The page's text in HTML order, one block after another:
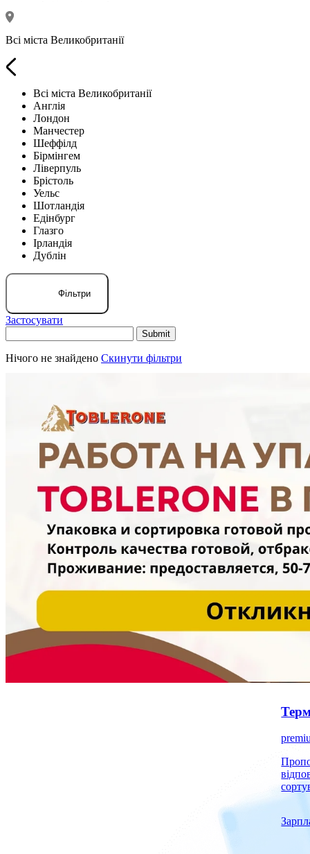
Всі міста Великобританії
Всі міста Великобританії
Англія
Лондон
Манчестер
Шеффілд
Бірмінгем
Ліверпуль
Брістоль
Уельс
Шотландія
Едінбург
Глазго
Ірландія
Дублін
Фільтри
Застосувати
Нічого не знайдено Скинути фільтри
Пропонуємо